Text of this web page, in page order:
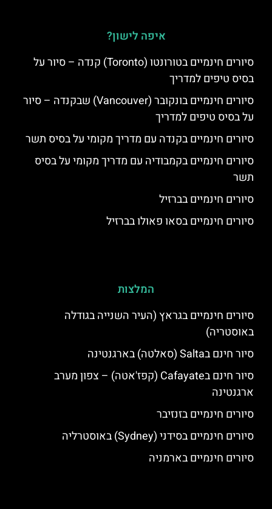
איפה לישון?
סיורים חינמיים בטורונטו (Toronto) קנדה – סיור על
בסיס טיפים למדריך
סיורים חינמיים בונקובר (Vancouver) שבקנדה – סיור
על בסיס טיפים למדריך
סיורים חינמיים בקנדה עם מדריך מקומי על בסיס תשר
סיורים חינמיים בקמבודיה עם מדריך מקומי על בסיס
תשר
סיורים חינמיים בברזיל
סיורים חינמיים בסאו פאולו בברזיל
המלצות
סיורים חינמיים בגראץ (העיר השנייה בגודלה
באוסטריה)
סיור חינם בSalta (סאלטה) בארגנטינה
סיור חינם בCafayate (קפז'אטה) – צפון מערב
ארגנטינה
סיורים חינמיים בזנזיבר
סיורים חינמיים בסידני (Sydney) באוסטרליה
סיורים חינמיים בארמניה